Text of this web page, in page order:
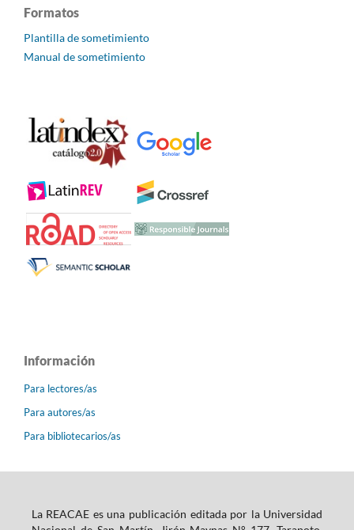
Formatos
Plantilla de sometimiento
Manual de sometimiento
Información
Para lectores/as
Para autores/as
Para bibliotecarios/as
La REACAE es una publicación editada por la Universidad